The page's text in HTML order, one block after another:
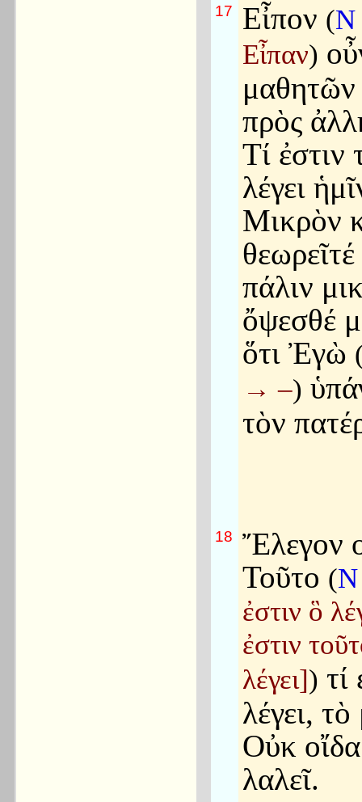
17 Εἶπον (N
Εἶπαν)
μαθητῶν
πρὸς
Τί ἐστιν
λέγει
Μικρὸν
πάλιν
ὄψεσθέ
ὅτι Ἐγὼ
→ –)
τὸν
18
Ἔλεγον
Τοῦτο (
ἐστιν ὃ
ἐστιν
λέγει]) τί
λέγει,
Οὐκ
λαλεῖ.